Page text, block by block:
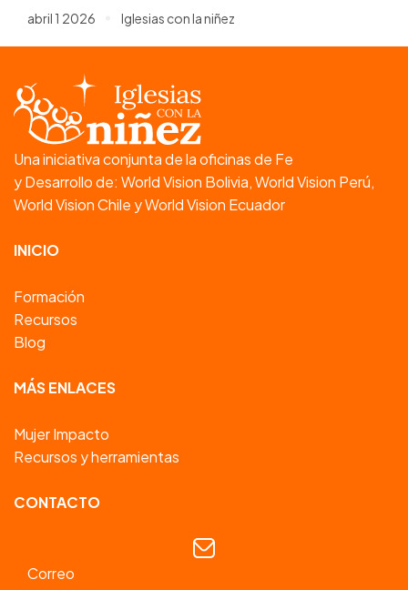
abril 1 2026 Iglesias con la niñez
Una iniciativa conjunta de la oficinas de Fe
y Desarrollo de: World Vision Bolivia, World Vision Perú,
World Vision Chile y World Vision Ecuador
INICIO
Formación
Recursos
Blog
MÁS ENLACES
Mujer Impacto
Recursos y herramientas
CONTACTO
Correo